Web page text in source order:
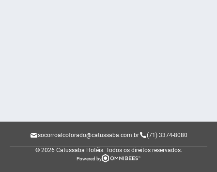
socorroalcoforado@catussaba.com.br (71) 3374-8080
© 2026 Catussaba Hotéis. Todos os direitos reservados.
Powered by